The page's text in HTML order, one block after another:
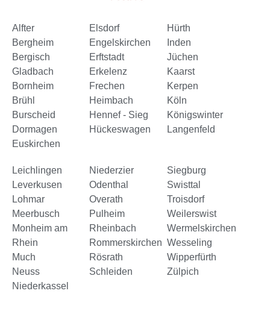
Alfter
Bergheim
Bergisch
Gladbach
Bornheim
Brühl
Burscheid
Dormagen
Euskirchen
Elsdorf
Engelskirchen
Erftstadt
Erkelenz
Frechen
Heimbach
Hennef - Sieg
Hückeswagen
Hürth
Inden
Jüchen
Kaarst
Kerpen
Köln
Königswinter
Langenfeld
Leichlingen
Leverkusen
Lohmar
Meerbusch
Monheim am
Rhein
Much
Neuss
Niederkassel
Niederzier
Odenthal
Overath
Pulheim
Rheinbach
Rommerskirchen
Rösrath
Schleiden
Siegburg
Swisttal
Troisdorf
Weilerswist
Wermelskirchen
Wesseling
Wipperfürth
Zülpich